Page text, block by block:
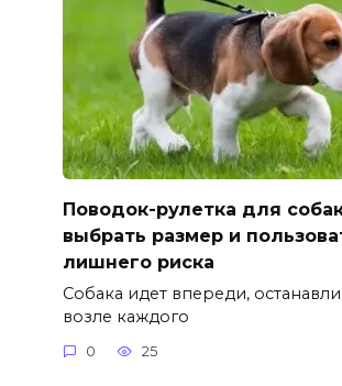
Поводок-рулетка для
выбрать размер и
лишнего риска
Собака идет впереди,
возле каждого
0 25